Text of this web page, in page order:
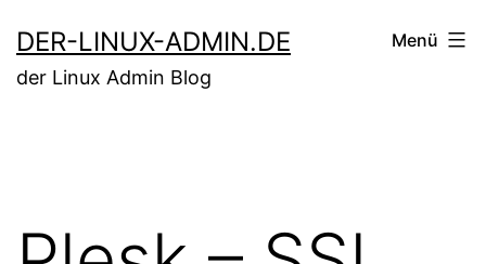
Inhalt
springen
DER-LINUX-ADMIN.DE
der Linux Admin Blog
Menü